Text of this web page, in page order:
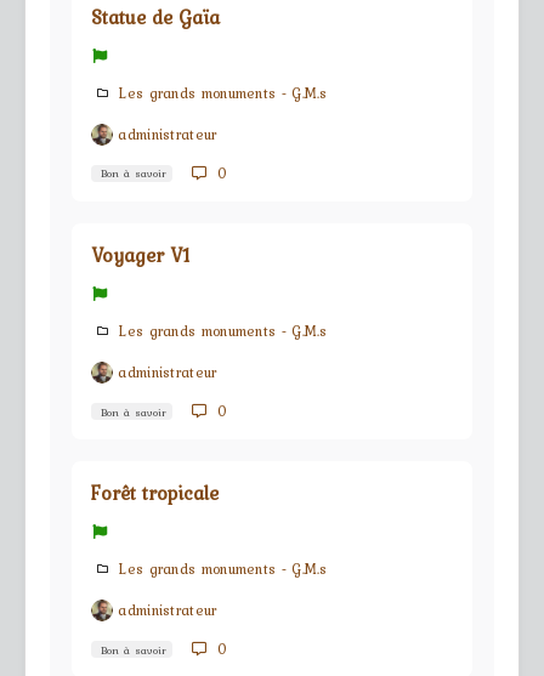
Statue de Gaïa
Les grands monuments - G.M.s
administrateur
Bon à savoir 0
Voyager V1
Les grands monuments - G.M.s
administrateur
Bon à savoir 0
Forêt tropicale
Les grands monuments - G.M.s
administrateur
Bon à savoir 0